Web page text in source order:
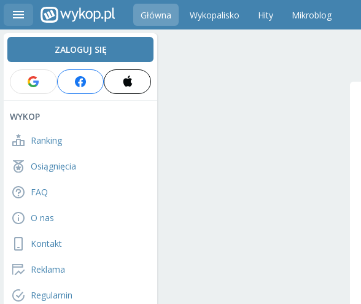
Główna Wykopalisko Hity Mikroblog
ZALOGUJ SIĘ
WYKOP
Ranking
Osiągnięcia
FAQ
O nas
Kontakt
Reklama
Regulamin